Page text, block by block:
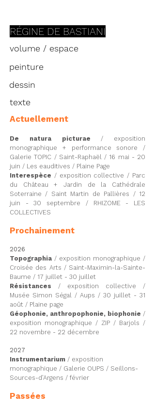
RÉGINE DE BASTIANI
volume / espace
peinture
dessin
texte
Actuellement
De natura picturae / exposition
monographique + performance sonore /
Galerie TOPIC / Saint-Raphaël / 16 mai - 20
juin / Les eauditives / Plaine Page
Interespèce / exposition collective / Parc
du Château + Jardin de la Cathédrale
Soterraine / Saint Martin de Pallières / 12
juin - 30 septembre / RHIZOME - LES
COLLECTIVES
Prochainement
2026
Topographia / exposition monographique /
Croisée des Arts / Saint-Maximin-la-Sainte-
Baume / 17 juillet - 30 juillet
Résistances / exposition collective /
Musée Simon Ségal / Aups / 30 juillet - 31
août / Plaine page
Géophonie, anthropophonie, biophonie /
exposition monographique / ZIP / Barjols /
22 novembre - 22 décembre
2027
Instrumentarium / exposition
monographique / Galerie OUPS / Seillons-
Sources-d’Argens / février​
Passées